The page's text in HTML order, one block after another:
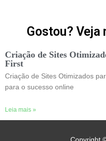
Gostou? Veja
Criação de Sites
First
Criação de Sites Otimizados
para o sucesso online
Leia mais »